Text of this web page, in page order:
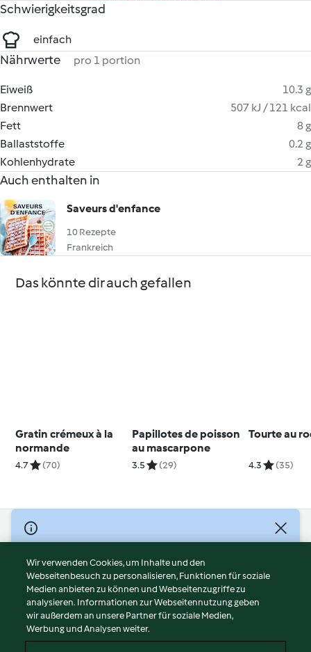
Schwierigkeitsgrad
einfach
Nährwerte pro 1 portion
Eiweiß
10.3 g
Brennwert
507 kJ / 121 kcal
Fett
8 g
Ballaststoffe
0.2 g
Kohlenhydrate
2 g
Auch enthalten in
Saveurs d'enfance
10 Rezepte
Frankreich
Das könnte dir auch gefallen
Gratin crémeux à la
normande
4.7 (70)
Papillotes de poisson
au mascarpone
3.5 (29)
Tourte au
4.3 (35)
© Copyright 2026
Nutzungsbedingungen
Datenschutzrichtlinien
Disclaimer
Impressum
Cookies
Wir verwenden Cookies, um Inhalte und den
Webseitenbesuch zu personalisieren, Funktionen für soziale
Medien anbieten zu können und Webseitenzugriffe zu
analysieren. Informationen zur Webseitennutzung geben
wir außerdem an unsere Partner für soziale Medien,
Werbung und Analysen weiter.